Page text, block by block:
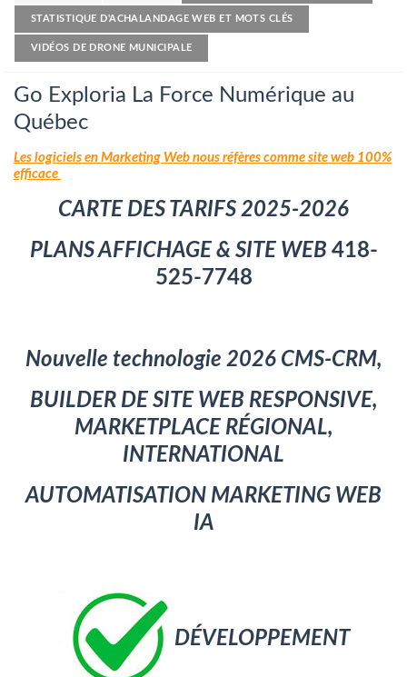
STATISTIQUE D'ACHALANDAGE WEB ET MOTS CLÉS
VIDÉOS DE DRONE MUNICIPALE
Go Exploria La Force Numérique au
Québec
Les logiciels en Marketing Web nous réfères comme site web 100%
efficace
CARTE DES TARIFS 2025-2026
PLANSAFFICHAGE & SITE WEB 418-
525-7748
Nouvelle technologie 2026 CMS-CRM,
BUILDER DE SITE WEB RESPONSIVE,
MARKETPLACE RÉGIONAL,
INTERNATIONAL
AUTOMATISATION MARKETING WEB
IA
DÉVELOPPEMENT